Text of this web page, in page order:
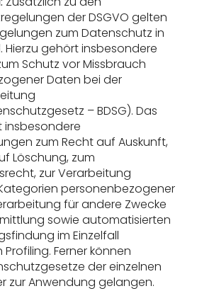
der DSGVO gelten
zum Datenschutz in
Hierzu gehört insbesondere
Schutz vor Missbrauch
Daten bei der
– BDSG). Das
insbesondere
zum Recht auf Auskunft,
Löschung, zum
zur Verarbeitung
personenbezogener
für andere Zwecke
sowie automatisierten
im Einzelfall
Ferner können
der einzelnen
zur Anwendung gelangen.